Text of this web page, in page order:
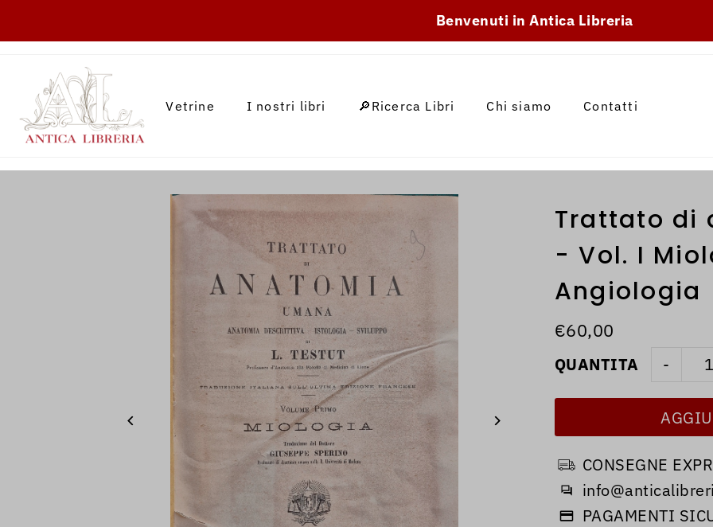
TRANSLATION MISSING: IT.ACCESSIBILITY.SKIP_TO_TEXTBenvenuti in Antica Libreria
Vetrine I nostri libri 🔎Ricerca Libri Chi siamo Contatti
Trattato di
- Vol. I
Angiologia
€60,00
QUANTITA -
CONSEGNE
PAGAMENTI